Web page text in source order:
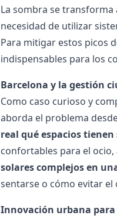
La sombra se transforma
necesidad de utilizar
Para mitigar estos picos
indispensables para los
Barcelona y la gestión
Como caso curioso y
aborda el problema
real qué espacios
confortables para el
solares complejos en
sentarse o cómo evitar
Innovación urbana